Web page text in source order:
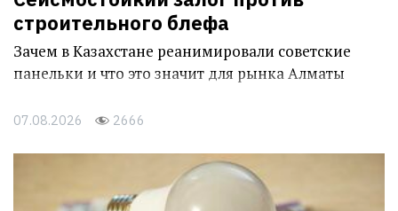
строительного блефа
Зачем в Казахстане реанимировали советские
панельки и что это значит для рынка Алматы
07.08.2026 2666